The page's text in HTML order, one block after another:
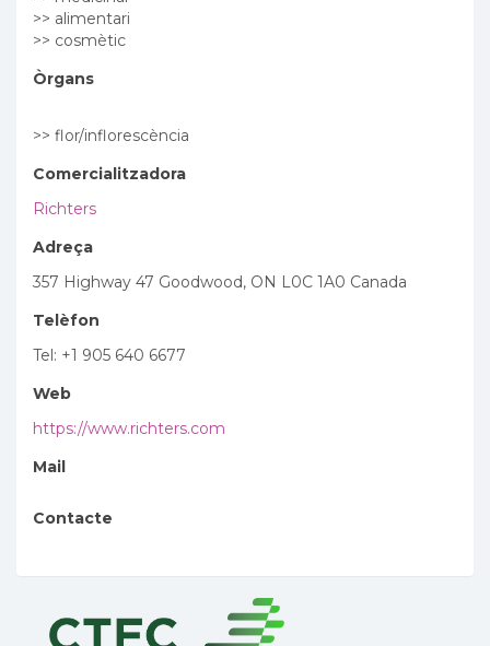
>> alimentari
>> cosmètic
Òrgans
>> flor/inflorescència
Comercialitzadora
Richters
Adreça
357 Highway 47 Goodwood, ON L0C 1A0 Canada
Telèfon
Tel: +1 905 640 6677
Web
https://www.richters.com
Mail
Contacte